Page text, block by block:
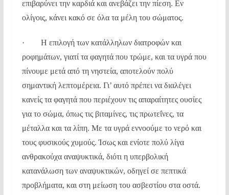
επιβαρύνει την καρδιά και ανεβάζει την πίεση. Εν
ολίγοις, κάνει κακό σε όλα τα μέλη του σώματος.
· Η επιλογή των κατάλληλων διατροφών και
ροφημάτων, γιατί τα φαγητά που τρώμε, και τα υγρά που
πίνουμε μετά από τη νηστεία, αποτελούν πολύ
σημαντική λεπτομέρεια. Γι’ αυτό πρέπει να διαλέγει
κανείς τα φαγητά που περιέχουν τις απαραίτητες ουσίες
για το σώμα, όπως τις βιταμίνες, τις πρωτεΐνες, τα
μέταλλα και τα λίπη. Με τα υγρά εννοούμε το νερό και
τους φυσικούς χυμούς. Ίσως και ενίοτε πολύ λίγα
ανθρακούχα αναψυκτικά, διότι η υπερβολική
κατανάλωση των αναψυκτικών, οδηγεί σε πεπτικά
προβλήματα, και στη μείωση του ασβεστίου στα οστά.